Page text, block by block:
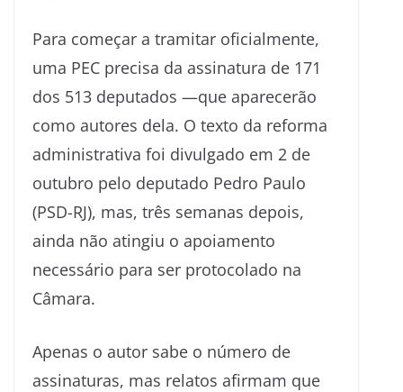
Para começar a tramitar oficialmente,
uma PEC precisa da assinatura de 171
dos 513 deputados —que aparecerão
como autores dela. O texto da reforma
administrativa foi divulgado em 2 de
outubro pelo deputado Pedro Paulo
(PSD-RJ), mas, três semanas depois,
ainda não atingiu o apoiamento
necessário para ser protocolado na
Câmara.
Apenas o autor sabe o número de
assinaturas, mas relatos afirmam que